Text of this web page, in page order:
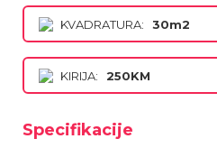
KVADRATURA: 30m2
KIRIJA: 250KM
Specifikacije